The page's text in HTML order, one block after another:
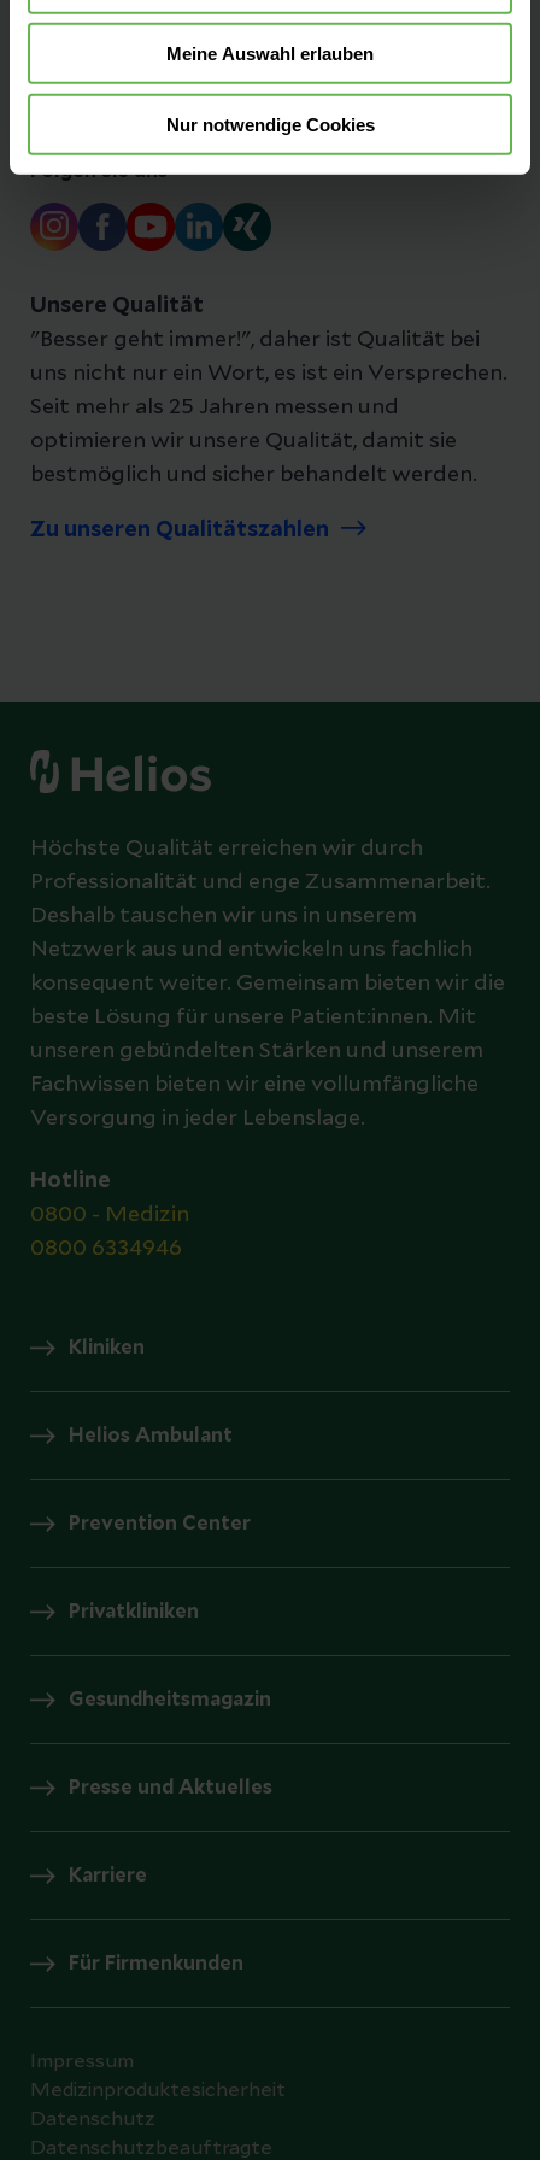
Meine Auswahl erlauben
Nur notwendige Cookies
Ihre Ansprechpartner:innen
Folgen Sie uns
Unsere Qualität
"Besser geht immer!", daher ist Qualität bei
uns nicht nur ein Wort, es ist ein Versprechen.
Seit mehr als 25 Jahren messen und
optimieren wir unsere Qualität, damit sie
bestmöglich und sicher behandelt werden.
Zu unseren Qualitätszahlen
Höchste Qualität erreichen wir durch
Professionalität und enge Zusammenarbeit.
Deshalb tauschen wir uns in unserem
Netzwerk aus und entwickeln uns fachlich
konsequent weiter. Gemeinsam bieten wir die
beste Lösung für unsere Patient:innen. Mit
unseren gebündelten Stärken und unserem
Fachwissen bieten wir eine vollumfängliche
Versorgung in jeder Lebenslage.
Hotline
0800 - Medizin
0800 6334946
Kliniken
Helios Ambulant
Prevention Center
Privatkliniken
Gesundheitsmagazin
Presse und Aktuelles
Karriere
Für Firmenkunden
Impressum
Medizinproduktesicherheit
Datenschutz
Datenschutzbeauftragte